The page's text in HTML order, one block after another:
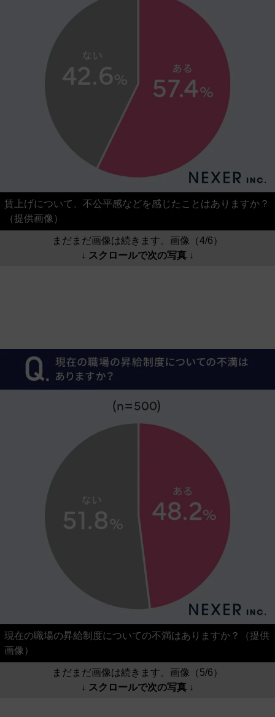
賃上げについて、不公平感などを感じたことはありますか？
（提供画像）
まだまだ画像は続きます。画像（4/6）
↓ スクロールで次の写真 ↓
現在の職場の昇給制度についての不満はありますか？（提供
画像）
まだまだ画像は続きます。画像（5/6）
↓ スクロールで次の写真 ↓